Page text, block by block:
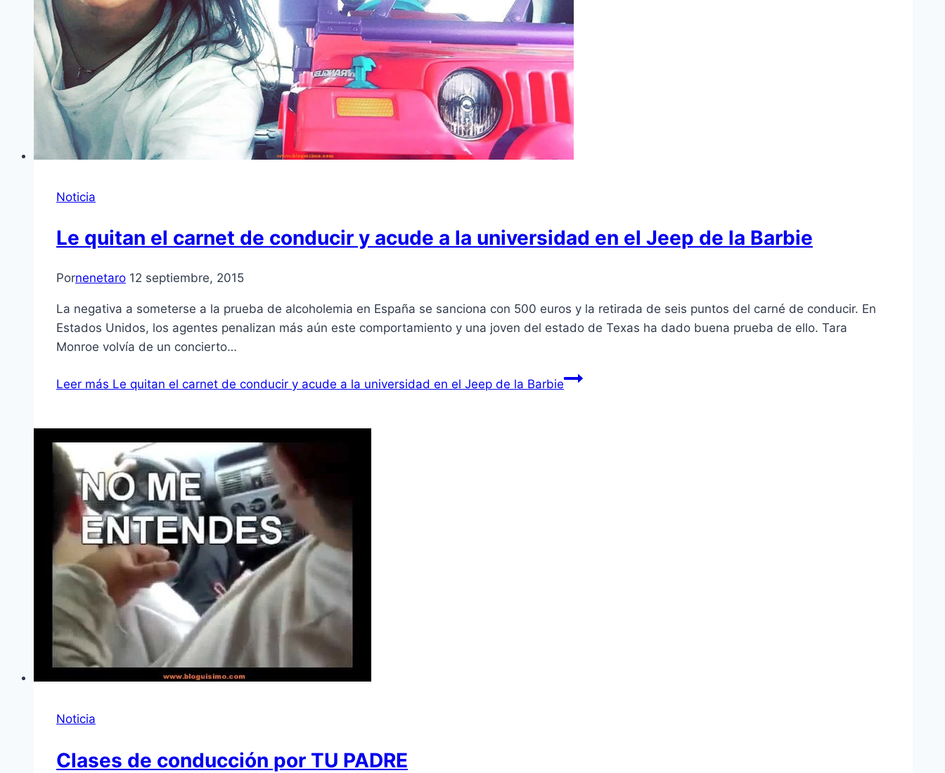
Noticia
Le quitan el carnet de conducir y acude a la universidad en el Jeep de la Barbie
Pornenetaro 12 septiembre, 2015
La negativa a someterse a la prueba de alcoholemia en España se sanciona con 500 euros y la retirada de seis puntos del carné de conducir. En
Estados Unidos, los agentes penalizan más aún este comportamiento y una joven del estado de Texas ha dado buena prueba de ello. Tara
Monroe volvía de un concierto…
Leer más Le quitan el carnet de conducir y acude a la universidad en el Jeep de la Barbie
Noticia
Clases de conducción por TU PADRE